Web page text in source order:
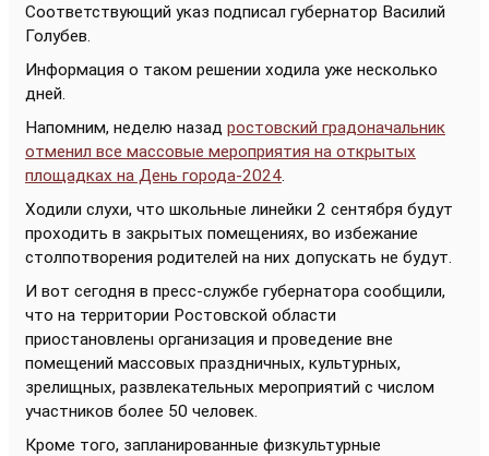
Соответствующий указ подписал губернатор Василий
Голубев.
Информация о таком решении ходила уже несколько
дней.
Напомним, неделю назад ростовский градоначальник
отменил все массовые мероприятия на открытых
площадках на День города-2024.
Ходили слухи, что школьные линейки 2 сентября будут
проходить в закрытых помещениях, во избежание
столпотворения родителей на них допускать не будут.
И вот сегодня в пресс-службе губернатора сообщили,
что на территории Ростовской области
приостановлены организация и проведение вне
помещений массовых праздничных, культурных,
зрелищных, развлекательных мероприятий с числом
участников более 50 человек.
Кроме того, запланированные физкультурные